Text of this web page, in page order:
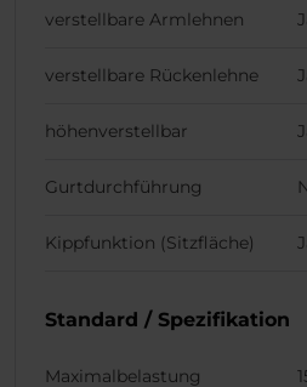
verstellbare Armlehnen
verstellbare Rückenlehne
höhenverstellbar
Gurtdurchführung
Kippfunktion (Sitzfläche)
Standard / Spezifikation
Maximalbelastung